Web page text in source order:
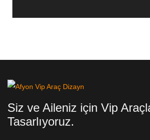
Siz ve Aileniz için Vip
Tasarlıyoruz.